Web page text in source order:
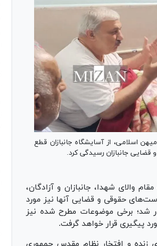
اسلامی، از آسایشگاه جانبازان قطع
قضایی جانبازان رسیدگی کرد.
والای شهدا، جانبازان و آزادگان،
حقوقی و قضایی آنها نیز مورد
شد؛ برخی موضوعات مطرح شده نیز
پیگیری قرار خواهد گرفت.